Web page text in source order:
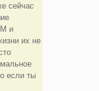
сейчас
и
их не
если ты